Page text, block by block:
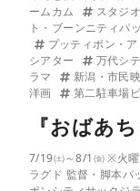
ームカム
スタジ
ト・ブーンニティパ
プッティポン・
シアター
万代シ
ラマ
新潟・市民
洋画
第二駐車場
『おばあ
7/19㈯～8/1㈮ ※火
ラグド 監督・脚本パ